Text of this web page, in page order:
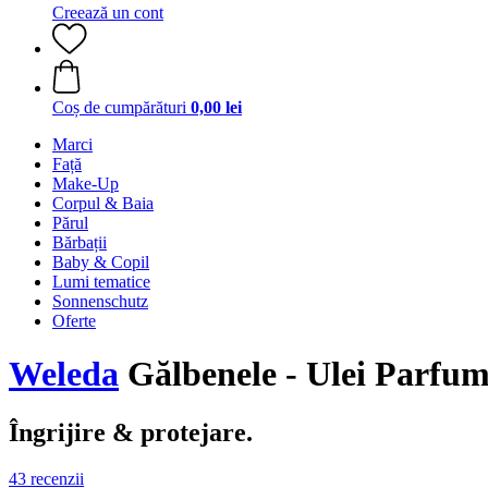
Creează un cont
Coș de cumpărături 0,00 lei
Marci
Față
Make-Up
Corpul & Baia
Părul
Bărbații
Baby & Copil
Lumi tematice
Sonnenschutz
Oferte
Weleda Gălbenele - Ulei
Îngrijire & protejare.
43 recenzii